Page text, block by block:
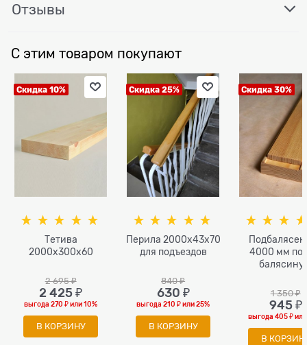
Отзывы
С этим товаром покупают
Скидка 10%
Тетива
2000x300x60
2 695 ₽
2 425 ₽
выгода270 ₽или10%
В КОРЗИНУ
Скидка 25%
Перила 2000х43х70
для подъездов
840 ₽
630 ₽
выгода210 ₽или25%
В КОРЗИНУ
Скидка 30%
4000 мм
балясину
1 350 ₽
945 ₽
выгода405 ₽
В